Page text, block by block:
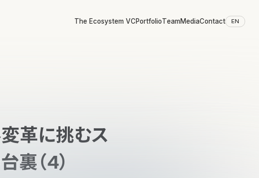
The Ecosystem VCPortfolioTeamMediaContact EN
革に挑むス
裏（4）